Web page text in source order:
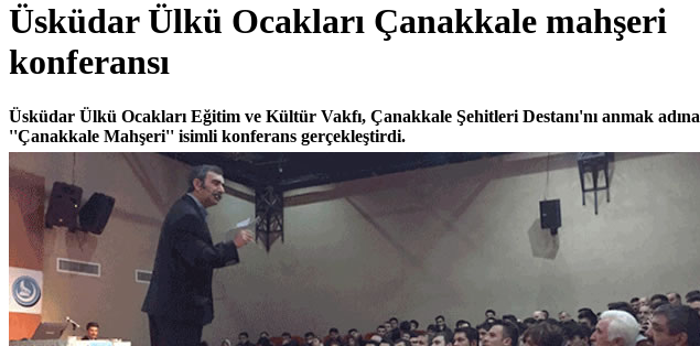
Üsküdar Ülkü Ocakları Çanakkale mahşeri
konferansı
Üsküdar Ülkü Ocakları Eğitim ve Kültür Vakfı, Çanakkale Şehitleri Destanı'nı anmak adına
''Çanakkale Mahşeri'' isimli konferans gerçekleştirdi.